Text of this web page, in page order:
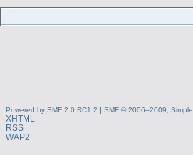
Powered by SMF 2.0 RC1.2 | SMF © 2006–2009,
XHTML
RSS
WAP2